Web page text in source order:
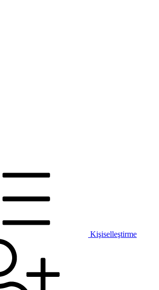
Kişiselleştirme